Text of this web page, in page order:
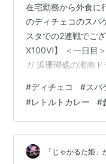
在宅勤務から外食に
のディチェコのスパ
スタでの2連戦でご
X100Ⅵ】 ＜一日目
ガ 浜珊瑚礁の湘南
湘南ドライカレーを
ティーニは規定時間
の間に『まいばすけ
にあったクノールの
少し満たします。ゆ
#ディチェコ #スパ
#レトルトカレー #
「じゃかるた姫」